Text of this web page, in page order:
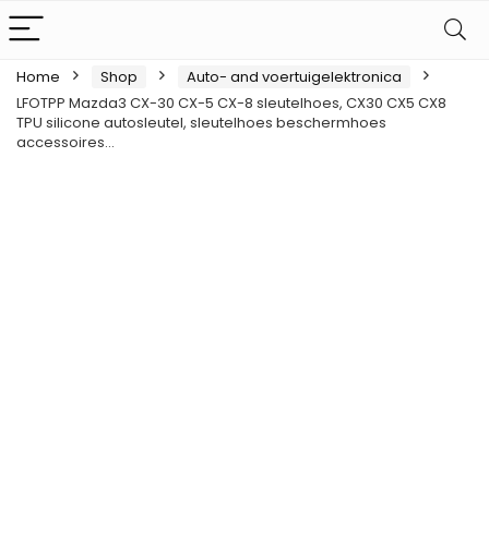
Home Shop
Auto- and voertuigelektronica
LFOTPP Mazda3 CX-30 CX-5 CX-8 sleutelhoes, CX30 CX5 CX8
TPU silicone autosleutel, sleutelhoes beschermhoes
accessoires…